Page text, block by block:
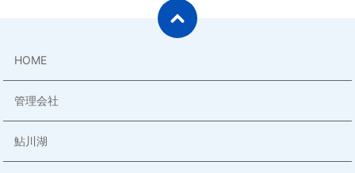
HOME
管理会社
鮎川湖